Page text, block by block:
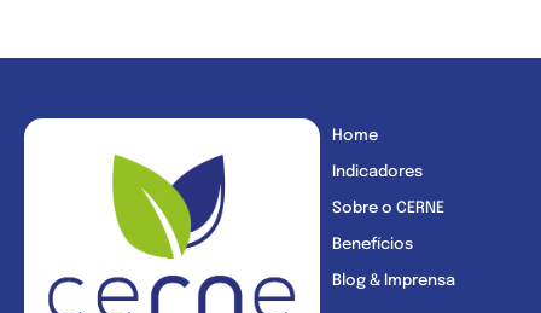
Home
Indicadores
Sobre o CERNE
Benefícios
Blog & Imprensa